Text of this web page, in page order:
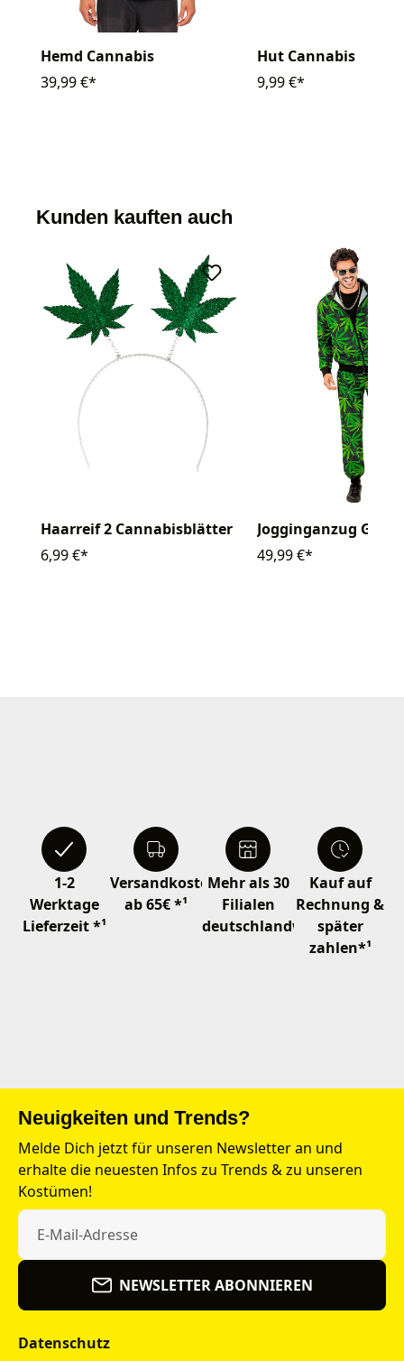
Hemd Cannabis
39,99 €*
Hut Cannabis
9,99 €*
Kunden kauften auch
Haarreif 2 Cannabisblätter
6,99 €*
Jogginganzug Ganja
49,99 €*
1-2
Werktage
Lieferzeit *¹
Versandkostenfrei
ab 65€ *¹
Mehr als 30
Filialen
deutschlandweit
Kauf auf
Rechnung &
später
zahlen*¹
Neuigkeiten und Trends?
Melde Dich jetzt für unseren Newsletter an und
erhalte die neuesten Infos zu Trends & zu unseren
Kostümen!
NEWSLETTER ABONNIEREN
Datenschutz